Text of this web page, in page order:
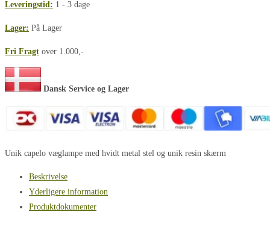
H170
Dragonfly
base
antal
Leveringstid: 1 - 3 dage
Lager: På Lager
Fri Fragt over 1.000,-
Dansk Service og Lager
Unik capelo væglampe med hvidt metal stel og unik resin skærm
Beskrivelse
Yderligere information
Produktdokumenter